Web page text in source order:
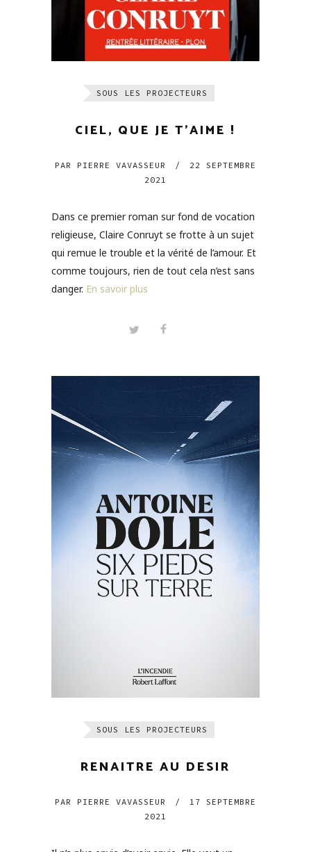
SOUS LES PROJECTEURS
CIEL, QUE JE T’AIME !
PAR PIERRE VAVASSEUR /
22 SEPTEMBRE
2021
Dans ce premier roman sur fond de vocation
religieuse, Claire Conruyt se frotte à un sujet
qui remue le trouble et la vérité de l’amour. Et
comme toujours, rien de tout cela n’est sans
danger. En savoir plus
SOUS LES PROJECTEURS
RENAITRE AU DESIR
PAR PIERRE VAVASSEUR /
17 SEPTEMBRE
2021